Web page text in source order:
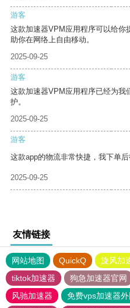
游客
这款加速器VPM应用程序可以给你
助你在网络上自由移动。
2025-09-25
游客
这款加速器VPM应用程序已经为我
护。
2025-09-25
游客
这款app的物流非常快捷，我下单后
2025-09-25
友情链接
网站地图 QuickQ 旋风加
tiktok加速器
狗急加速器官网
风驰加速器
免费vps加速器